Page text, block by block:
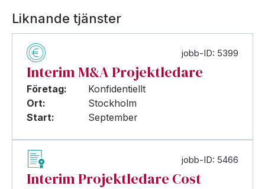
Liknande tjänster
jobb-ID: 5399
Interim M&A Projektledare
Företag:
Konfidentiellt
Ort:
Stockholm
Start:
September
jobb-ID: 5466
Interim Projektledare Cost